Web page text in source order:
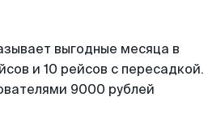
выгодные месяца в
и 10 рейсов с пересадкой.
9000 рублей